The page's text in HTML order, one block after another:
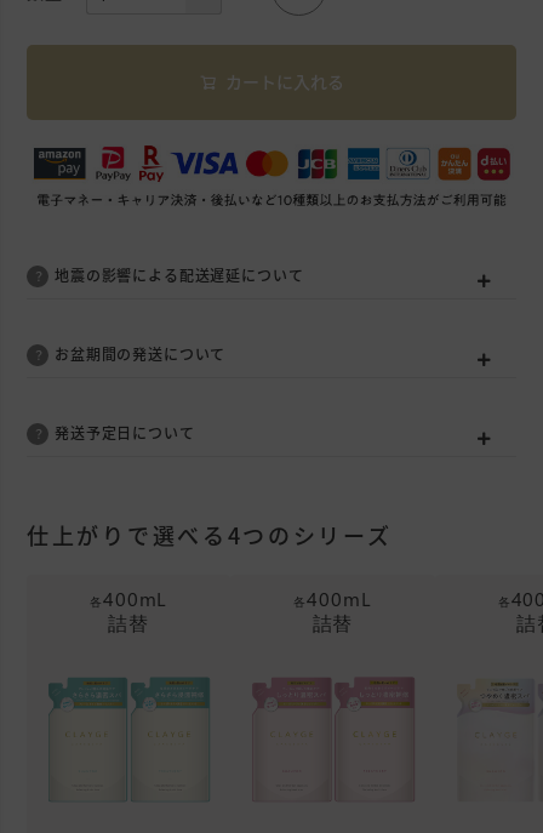
カートに入れる
地震の影響による配送遅延について
お盆期間の発送について
発送予定日について
仕上がりで選べる4つのシリーズ
各400mL
詰替
各400mL
詰替
各
詰